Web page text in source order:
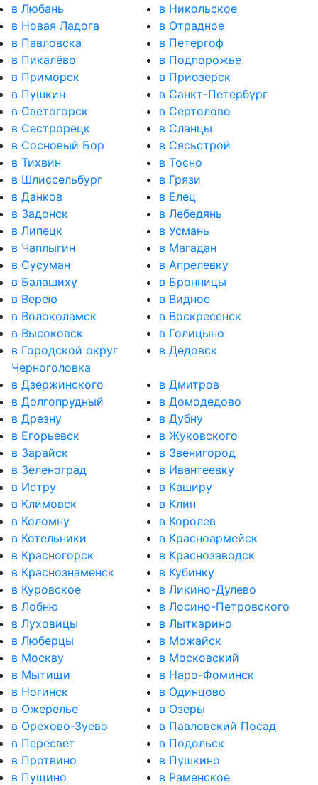
в Любань
в Никольское
в Новая Ладога
в Отрадное
в Павловска
в Петергоф
в Пикалёво
в Подпорожье
в Приморск
в Приозерск
в Пушкин
в Санкт-Петербург
в Светогорск
в Сертолово
в Сестрорецк
в Сланцы
в Сосновый Бор
в Сясьстрой
в Тихвин
в Тосно
в Шлиссельбург
в Грязи
в Данков
в Елец
в Задонск
в Лебедянь
в Липецк
в Усмань
в Чаплыгин
в Магадан
в Сусуман
в Апрелевку
в Балашиху
в Бронницы
в Верею
в Видное
в Волоколамск
в Воскресенск
в Высоковск
в Голицыно
в Городской округ
Черноголовка
в Дедовск
в Дзержинского
в Дмитров
в Долгопрудный
в Домодедово
в Дрезну
в Дубну
в Егорьевск
в Жуковского
в Зарайск
в Звенигород
в Зеленоград
в Ивантеевку
в Истру
в Каширу
в Климовск
в Клин
в Коломну
в Королев
в Котельники
в Красноармейск
в Красногорск
в Краснозаводск
в Краснознаменск
в Кубинку
в Куровское
в Ликино-Дулево
в Лобню
в Лосино-Петровского
в Луховицы
в Лыткарино
в Люберцы
в Можайск
в Москву
в Московский
в Мытищи
в Наро-Фоминск
в Ногинск
в Одинцово
в Ожерелье
в Озеры
в Орехово-Зуево
в Павловский Посад
в Пересвет
в Подольск
в Протвино
в Пушкино
в Пущино
в Раменское